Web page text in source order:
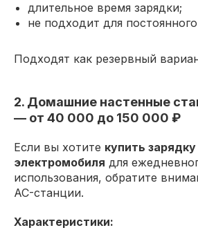
длительное время зарядки;
не подходит для
Подходят как резервный
2. Домашние настенные
— от 40 000 до 150 000 ₽
Если вы хотите купить
электромобиля для
использования, обратите
AC-станции.
Характеристики: